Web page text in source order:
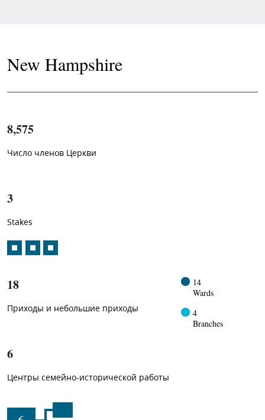
New Hampshire
8,575
Число членов Церкви
1 -in-
3
Stakes
18
Приходы и небольшие приходы
14
Wards
4
Branches
6
Центры семейно-исторической работы